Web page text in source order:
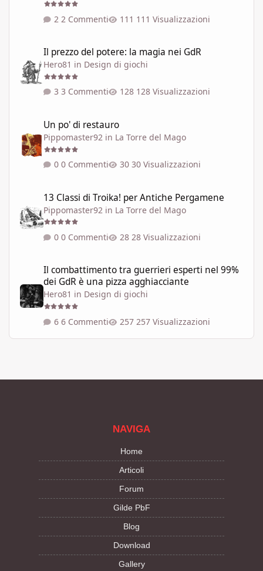
2 Commenti 111 Visualizzazioni
Il prezzo del potere: la magia nei GdR
Hero81 in Design di giochi
3 Commenti 128 Visualizzazioni
Un po' di restauro
Pippomaster92 in La Torre del Mago
0 Commenti 30 Visualizzazioni
13 Classi di Troika! per Antiche Pergamene
Pippomaster92 in La Torre del Mago
0 Commenti 28 Visualizzazioni
Il combattimento tra guerrieri esperti nel 99%
dei GdR è una pizza agghiacciante
Hero81 in Design di giochi
6 Commenti 257 Visualizzazioni
NAVIGA
Home
Articoli
Forum
Gilde PbF
Blog
Download
Gallery